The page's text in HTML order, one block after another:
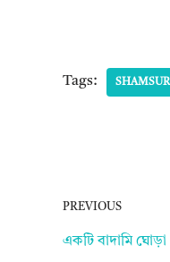
Tags:
PREVIOUS
একটি বাদামি